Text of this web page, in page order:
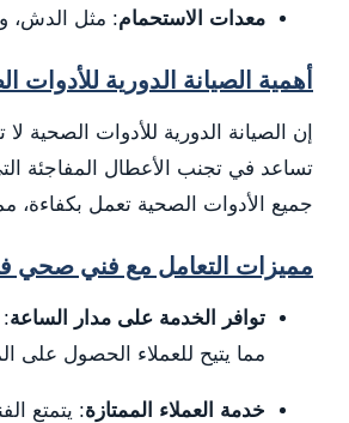
معدات الاستحمام: مثل الدش،
أهمية الصيانة الدورية للأدوات
إن الصيانة الدورية للأدوات
تساعد في تجنب الأعطال المفاجئة
جميع الأدوات الصحية تعمل بكفاءة،
مميزات التعامل مع فني صحي
توافر الخدمة على مدار الساعة
مما يتيح للعملاء الحصول
خدمة العملاء الممتازة: يتمتع